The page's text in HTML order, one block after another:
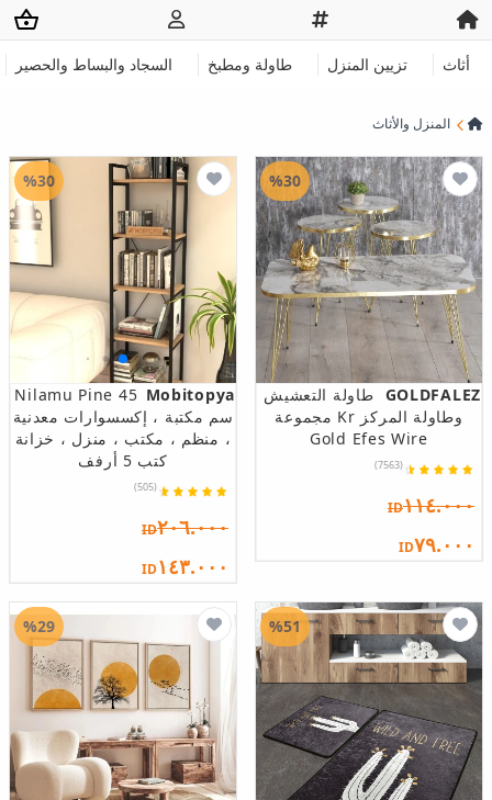
أثاث تزيين المنزل طاولة ومطبخ السجاد والبساط والحصير
المنزل والأثاث
GOLDFALEZ طاولة التعشيش
وطاولة المركز Kr مجموعة
Gold Efes Wire
(7563)
ID١١٤.٠٠٠
ID٧٩.٠٠٠
%30
Mobitopya
Nilamu Pine 45
سم مكتبة ، إكسسوارات معدنية
، منظم ، مكتب ، منزل ، خزانة
كتب 5 أرفف
(505)
ID٢٠٦.٠٠٠
ID١٤٣.٠٠٠
%30
%51
%29